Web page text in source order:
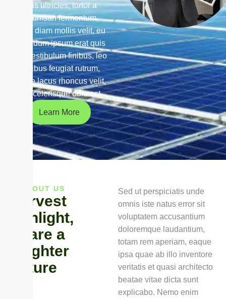
Duis ultricies, tortor a
accumsan fermentum,
purus diam mollis velit, eu
bibendum ipsum erat quis
leo. Vestibulum finibus, leo
dapibus feugiat rutrum,
augue lacus rhoncus velit,
vel scelerisque odio est.
Learn More
ABOUT US
rvest
n ig ht,
are a
g hter
ture
Sed ut perspiciatis unde
omnis iste natus error sit
voluptatem accusantium
doloremque laudantium,
totam rem aperiam, eaque
ipsa quae ab illo inventore
veritatis et quasi architecto
beatae vitae dicta sunt
explicabo. Nemo enim